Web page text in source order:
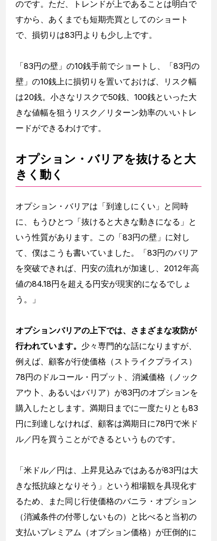
のです。ただ、トレンドが上であることは明白で
すから、あくまでも短期売買としてのショート
で、損切りは83円よりも少し上です。
「83円の壁」の10銭手前でショートし、「83円の
壁」の10銭上に損切りを置いておけば、リスク幅
は20銭。小さなリスクで50銭、100銭といった大
きな値幅を狙うリスク／リターン効率のいいトレ
ードができるわけです。
オプション・バリアを抜けると大
きく動く
オプション・バリアは「到達しにくい」と同時
に、もうひとつ「抜けると大きな動きになる」と
いう性質があります。この「83円の壁」に対し
て、僕はこうも書いていました。「83円のバリア
を突破できれば、円安の流れが加速し、2012年高
値の84.18円を超える円安が現実的になるでしょ
う。」
オプションバリアの上下では、さまざまな攻防が
行われています。 少々専門的な話になりますが、
例えば、顧客が行使価格（ストライクプライス）
78円のドルコール・円プット、消滅価格（ノック
アウ卜、あるいはバリア）が83円のオプションを
購入したとします。満期日までに一度たりとも83
円に到達しなければ、顧客は満期日に78円で米ド
ル／円を買うことができるというものです。
「米ドル／円は、上昇見込みではあるが83円は大
きな抵抗線となりそう」という相場観を具現化す
るため、また同じ行使価格のバニラ・オプション
（消滅条件の付帯しないもの）と比べると当初の
支払いプレミアム（オプション価格）が圧倒的に